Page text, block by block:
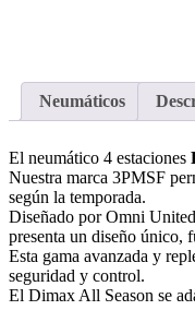
Neumáticos
El neumático 4 estaciones
Nuestra marca 3PMSF
según la temporada.
Diseñado por Omni
presenta un diseño único,
Esta gama avanzada y
seguridad y control.
El Dimax All Season se